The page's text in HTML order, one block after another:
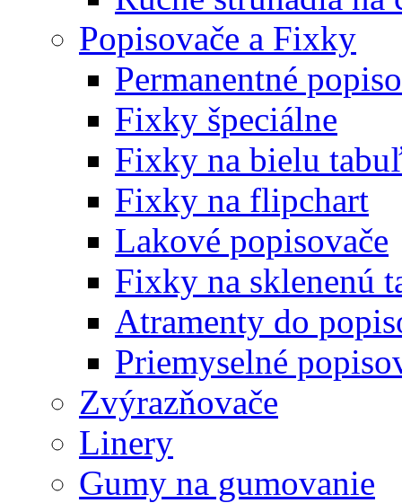
Popisovače a Fixky
Permanentné
Fixky špeciálne
Fixky na bielu
Fixky na flipchart
Lakové popisovače
Fixky na sklenenú
Atramenty do
Priemyselné
Zvýrazňovače
Linery
Gumy na gumovanie